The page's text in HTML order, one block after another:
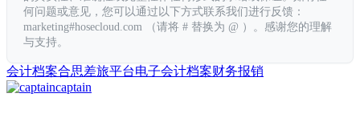
何问题或意见，您可以通过以下方式联系我们进行反馈：
marketing#hosecloud.com （请将 # 替换为 @ ）。感谢您的理解
与支持。
会计档案合思差旅平台电子会计档案财务报销
captain